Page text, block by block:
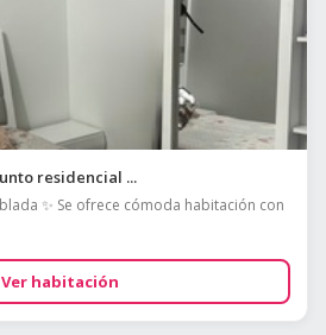
residencial ...
✨ Se ofrece cómoda habitación con
Ver habitación